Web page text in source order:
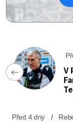
V
Před 4 dny